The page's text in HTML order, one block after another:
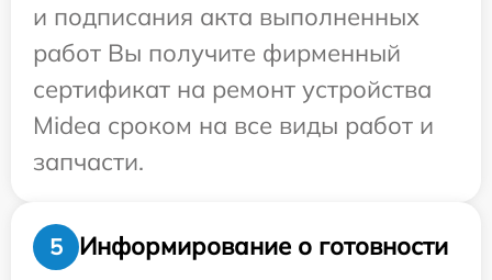
и подписания акта выполненных
работ Вы получите фирменный
сертификат на ремонт устройства
Midea сроком на все виды работ и
запчасти.
5
Информирование о готовности